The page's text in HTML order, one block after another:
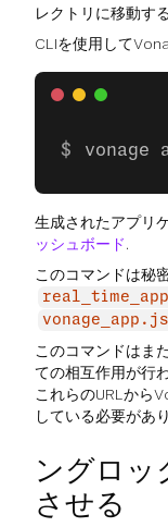
レクトリに移動する
CLIを使用して
vonage
生成されたアプリ
ッシュボード.
このコマンドは秘
このコマンドはま
ての相互作用が行
これらのURLから
している必要があ
ングロッ
させる